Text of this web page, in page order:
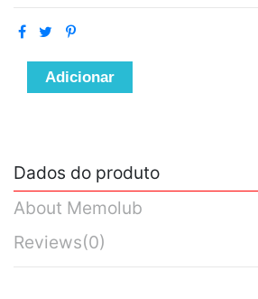
Adicionar
Dados do produto
About Memolub
Reviews(0)